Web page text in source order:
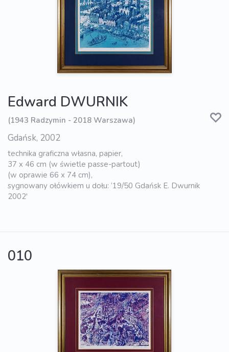
Edward DWURNIK
(1943 Radzymin - 2018 Warszawa)
Gdańsk, 2002
technika graficzna własna, papier,
37 x 46 cm (w świetle passe-partout)
(w oprawie 66 x 74 cm),
sygnowany ołówkiem u dołu: ‘19/50 Gdańsk E. Dwurnik
2002'
010